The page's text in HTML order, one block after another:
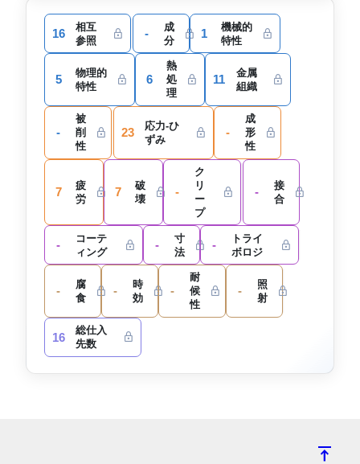
16
相互
参照
-
成
分
1
機械的
特性
5
物理的
特性
6
熱
処
理
11
金属
組織
-
被
削
性
23
応力-ひ
ずみ
-
成
形
性
7
疲
労
7
破
壊
-
ク
リ
ー
プ
-
接
合
-
コーテ
ィング
-
寸
法
-
トライ
ボロジ
-
腐
食
-
時
効
-
耐
候
性
-
照
射
16
総仕入
先数
vertical_align_top